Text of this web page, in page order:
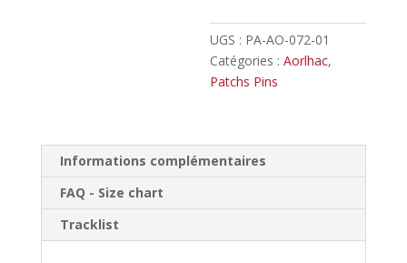
UGS : PA-AO-072-01
Catégories :Aorlhac,
Patchs Pins
Informations complémentaires
FAQ - Size chart
Tracklist